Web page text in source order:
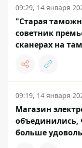
09:29, 14 января
"Старая
советник
сканерах на
09:19, 14 января
Магазин
объединились,
больше